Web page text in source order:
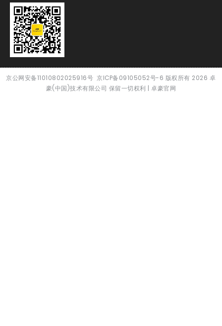
京公网安备11010802025916号京ICP备09105052号-6 版权所有 2026 卓
豪(中国)技术有限公司 保留一切权利 |卓豪官网